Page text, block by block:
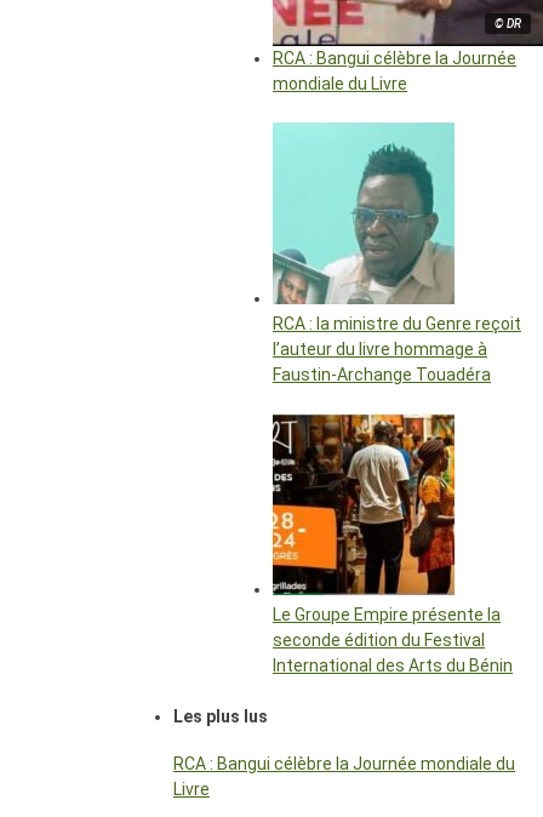
© DR
RCA : Bangui célèbre la Journée
mondiale du Livre
RCA : la ministre du Genre reçoit
l’auteur du livre hommage à
Faustin-Archange Touadéra
Le Groupe Empire présente la
seconde édition du Festival
International des Arts du Bénin
Les plus lus
RCA : Bangui célèbre la Journée mondiale du
Livre